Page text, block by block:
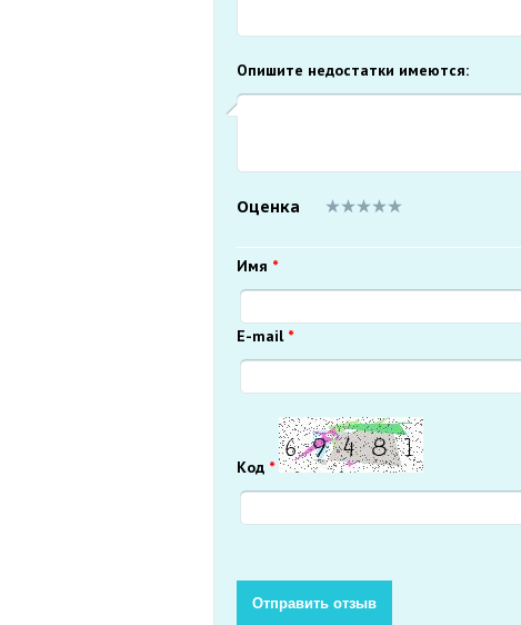
Опишите недостатки имеются:
Оценка
Имя *
E-mail *
Код *